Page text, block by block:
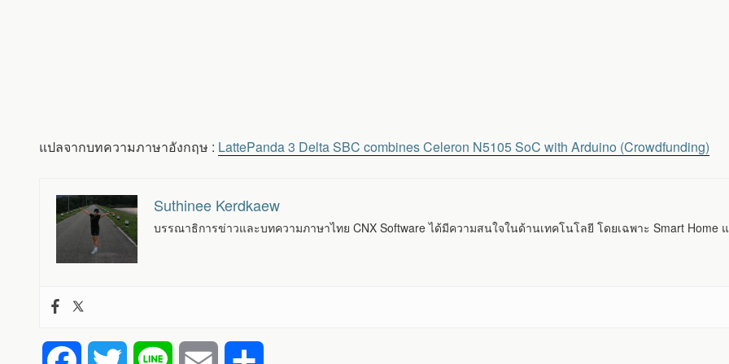
แปลจากบทความภาษาอังกฤษ : LattePanda 3 Delta SBC combines Celeron N5105 SoC with Arduino (Crowdfunding)
Suthinee Kerdkaew
บรรณาธิการข่าวและบทความภาษาไทย CNX Software ได้มีความสนใจในด้านเทคโนโลยี โดยเฉพาะ Smart Home